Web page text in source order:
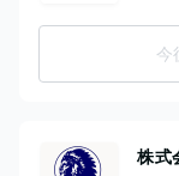
今
株式